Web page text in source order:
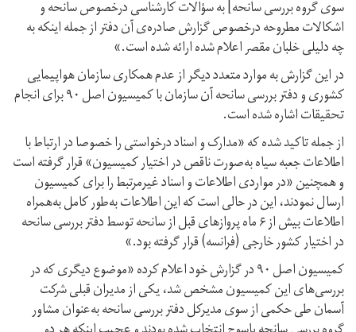
سوی گروه بررسی سانحه] به سؤالات کارشناسی درخصوص سانحه و
اشکالات مطروحه درخصوص گزارش صادره‌ی‌ آن دفتر از جمله اینکه به
چه دلیلی خلبان مقصر اعلام شده ارائه شده است.»
در این گزارش به موارد متعدد دیگر از عدم همکاری سازمان هواپیمایی
کشوری و دفتر بررسی سانحه آن سازمان با کمیسیون اصل ۹۰ برای انجام
تحقیقات اشاره شده است.
از جمله تاکید شده که «مدارک و اسناد درخواستی را خصوصا در ارتباط با
اطلاعات جعبه سیاه به‌صورت ناقص در اختیار کمیسیون» قرار گرفته است
و همچنین «در مواردی اطلاعات و اسناد غیرمرتبط را برای کمیسیون
ارسال نمودند، این در حالی است که این اطلاعات به‌طور کامل به‌همراه
اطلاعات بیش از ۶ ماه پروازهای قبل از سانحه توسط دفتر بررسی سانحه
در اختیار کشور خارجی (فرانسه) قرار گرفته بود.»
کمیسیون اصل ۹۰ در گزارش خود اعلام کرده «موضوع دیگری که در
بررسی‌های این کمیسیون مشخص شد، یکی از مدیران قبلی شرکت
آسمان طی حکمی از سوی مدیرکل دفتر بررسی سانحه به‌عنوان مشاور